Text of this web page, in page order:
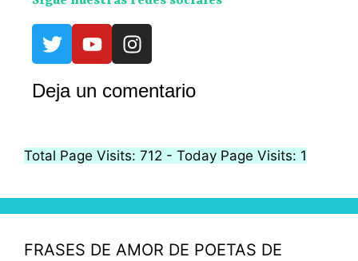
Deja un comentario
Total Page Visits: 712 - Today Page Visits: 1
FRASES DE AMOR DE POETAS DE